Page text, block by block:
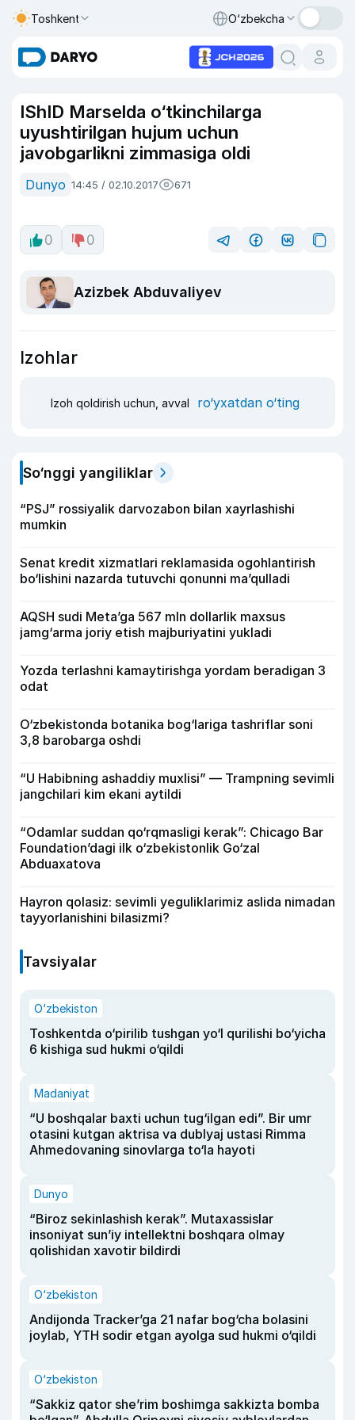
Toshkent O‘zbekcha
IShID Marselda o‘tkinchilarga
uyushtirilgan hujum uchun
javobgarlikni zimmasiga oldi
Dunyo 14:45 / 02.10.2017 671
0 0
Azizbek Abduvaliyev
Izohlar
Izoh qoldirish uchun, avval ro‘yxatdan o‘ting
So‘nggi yangiliklar
“PSJ” rossiyalik darvozabon bilan xayrlashishi
mumkin
Senat kredit xizmatlari reklamasida ogohlantirish
bo‘lishini nazarda tutuvchi qonunni ma’qulladi
AQSH sudi Meta’ga 567 mln dollarlik maxsus
jamg‘arma joriy etish majburiyatini yukladi
Yozda terlashni kamaytirishga yordam beradigan 3
odat
O‘zbekistonda botanika bog‘lariga tashriflar soni
3,8 barobarga oshdi
“U Habibning ashaddiy muxlisi” — Trampning sevimli
jangchilari kim ekani aytildi
“Odamlar suddan qo‘rqmasligi kerak”: Chicago Bar
Foundation’dagi ilk o‘zbekistonlik Go‘zal
Abduaxatova
Hayron qolasiz: sevimli yeguliklarimiz aslida nimadan
tayyorlanishini bilasizmi?
Tavsiyalar
O‘zbekiston
Toshkentda o‘pirilib tushgan yo‘l qurilishi bo‘yicha
6 kishiga sud hukmi o‘qildi
Madaniyat
“U boshqalar baxti uchun tug‘ilgan edi”. Bir umr
otasini kutgan aktrisa va dublyaj ustasi Rimma
Ahmedovaning sinovlarga to‘la hayoti
Dunyo
“Biroz sekinlashish kerak”. Mutaxassislar
insoniyat sun’iy intellektni boshqara olmay
qolishidan xavotir bildirdi
O‘zbekiston
Andijonda Tracker’ga 21 nafar bog‘cha bolasini
joylab, YTH sodir etgan ayolga sud hukmi o‘qildi
O‘zbekiston
“Sakkiz qator she’rim boshimga sakkizta bomba